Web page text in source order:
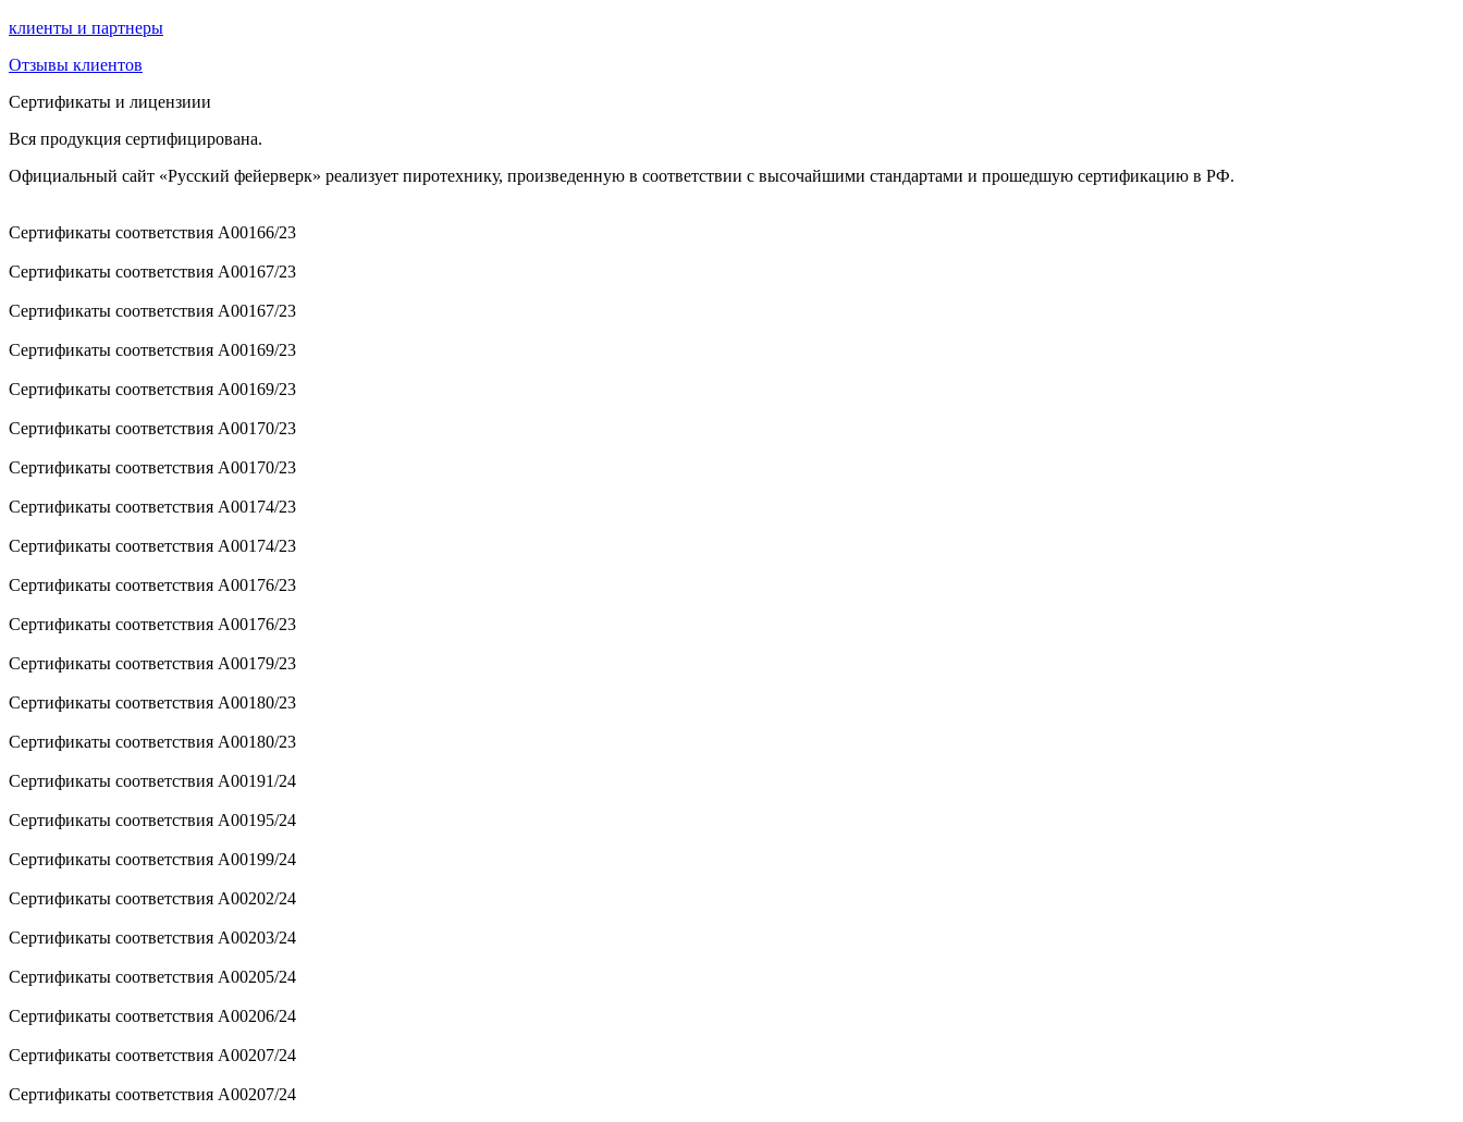
клиенты и партнеры
Отзывы клиентов
Сертификаты и лицензиии
Вся продукция сертифицирована.
Официальный сайт «Русский фейерверк» реализует пиротехнику, произведенную в соответствии с высочайшими стандартами и прошедшую сертификацию в РФ.
Сертификаты соответствия A00166/23
Сертификаты соответствия A00167/23
Сертификаты соответствия A00167/23
Сертификаты соответствия A00169/23
Сертификаты соответствия A00169/23
Сертификаты соответствия A00170/23
Сертификаты соответствия A00170/23
Сертификаты соответствия A00174/23
Сертификаты соответствия A00174/23
Сертификаты соответствия A00176/23
Сертификаты соответствия A00176/23
Сертификаты соответствия A00179/23
Сертификаты соответствия A00180/23
Сертификаты соответствия A00180/23
Сертификаты соответствия A00191/24
Сертификаты соответствия A00195/24
Сертификаты соответствия A00199/24
Сертификаты соответствия A00202/24
Сертификаты соответствия A00203/24
Сертификаты соответствия A00205/24
Сертификаты соответствия A00206/24
Сертификаты соответствия A00207/24
Сертификаты соответствия A00207/24